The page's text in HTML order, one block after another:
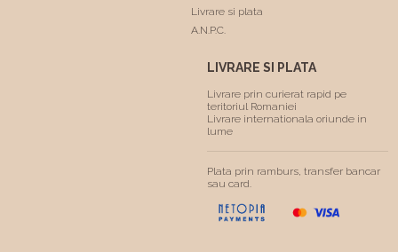
Livrare si plata
A.N.P.C.
LIVRARE SI PLATA
Livrare prin curierat rapid pe
teritoriul Romaniei
Livrare internationala oriunde in
lume
Plata prin ramburs, transfer bancar
sau card.